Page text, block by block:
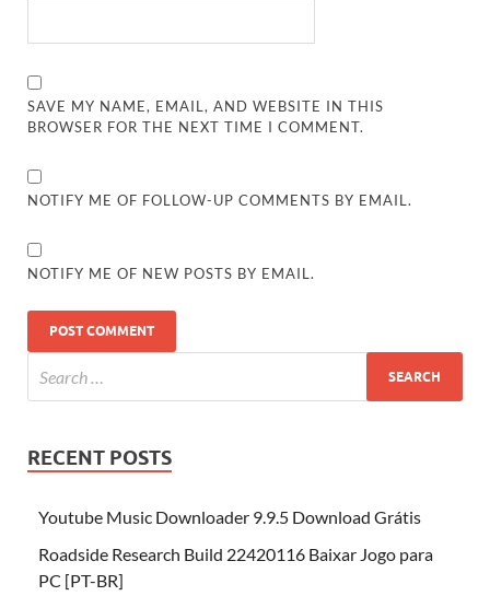
SAVE MY NAME, EMAIL, AND WEBSITE IN THIS
BROWSER FOR THE NEXT TIME I COMMENT.
NOTIFY ME OF FOLLOW-UP COMMENTS BY EMAIL.
NOTIFY ME OF NEW POSTS BY EMAIL.
RECENT POSTS
Youtube Music Downloader 9.9.5 Download Grátis
Roadside Research Build 22420116 Baixar Jogo para
PC [PT-BR]